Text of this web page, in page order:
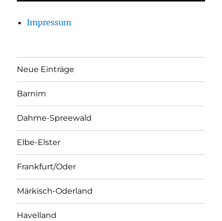
Impressum
Neue Einträge
Barnim
Dahme-Spreewald
Elbe-Elster
Frankfurt/Oder
Märkisch-Oderland
Havelland